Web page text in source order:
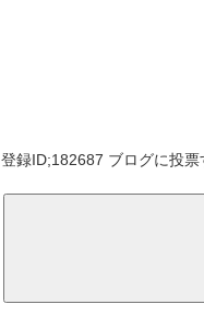
登録ID;182687 ブログに投